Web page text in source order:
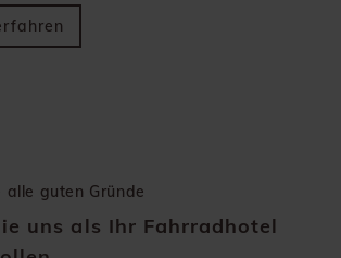
alle guten Gründe
uns als Ihr Fahrradhotel